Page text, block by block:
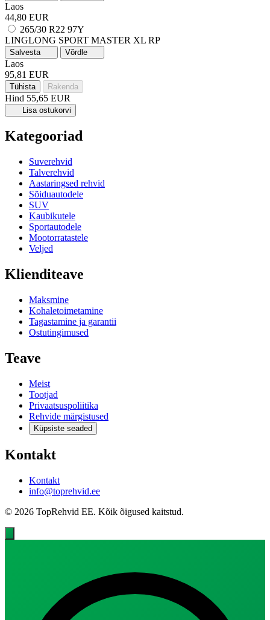
Laos
44,80 EUR
265/30 R22 97Y
LINGLONG SPORT MASTER XL RP
Salvesta Võrdle
Laos
95,81 EUR
Tühista Rakenda
Hind 55,65 EUR
Lisa ostukorvi
Kategooriad
Suverehvid
Talverehvid
Aastaringsed rehvid
Sõiduautodele
SUV
Kaubikutele
Sportautodele
Mootorratastele
Veljed
Klienditeave
Maksmine
Kohaletoimetamine
Tagastamine ja garantii
Ostutingimused
Teave
Meist
Tootjad
Privaatsuspoliitika
Rehvide märgistused
Küpsiste seaded
Kontakt
Kontakt
info@toprehvid.ee
© 2026 TopRehvid EE. Kõik õigused kaitstud.